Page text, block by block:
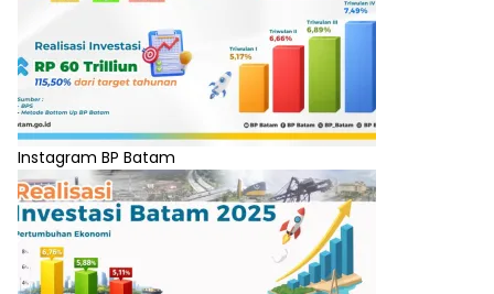
Instagram BP Batam